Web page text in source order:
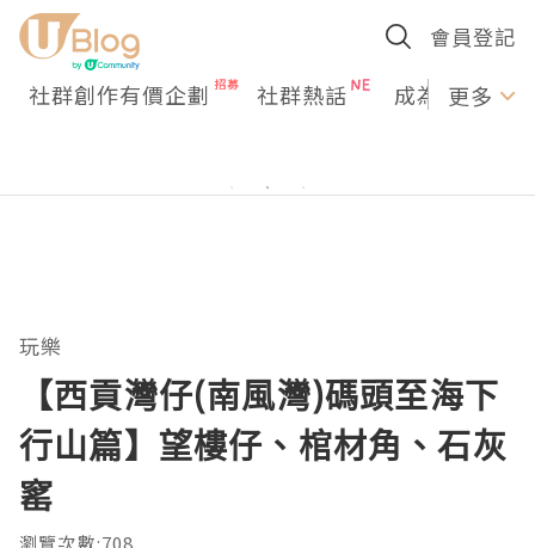
會員登記
社群創作有價企劃 社群熱話 成為U更多
玩樂
【西貢灣仔(南風灣)碼頭至海下
行山篇】望樓仔、棺材角、石灰
窰
瀏覽次數:708